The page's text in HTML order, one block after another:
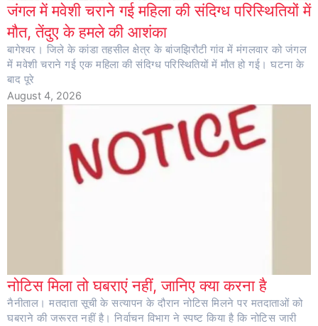
जंगल में मवेशी चराने गई महिला की संदिग्ध परिस्थितियों में
मौत, तेंदुए के हमले की आशंका
बागेश्वर। जिले के कांडा तहसील क्षेत्र के बांजझिरौटी गांव में मंगलवार को जंगल
में मवेशी चराने गई एक महिला की संदिग्ध परिस्थितियों में मौत हो गई। घटना के
बाद पूरे
August 4, 2026
नोटिस मिला तो घबराएं नहीं, जानिए क्या करना है
नैनीताल। मतदाता सूची के सत्यापन के दौरान नोटिस मिलने पर मतदाताओं को
घबराने की जरूरत नहीं है। निर्वाचन विभाग ने स्पष्ट किया है कि नोटिस जारी